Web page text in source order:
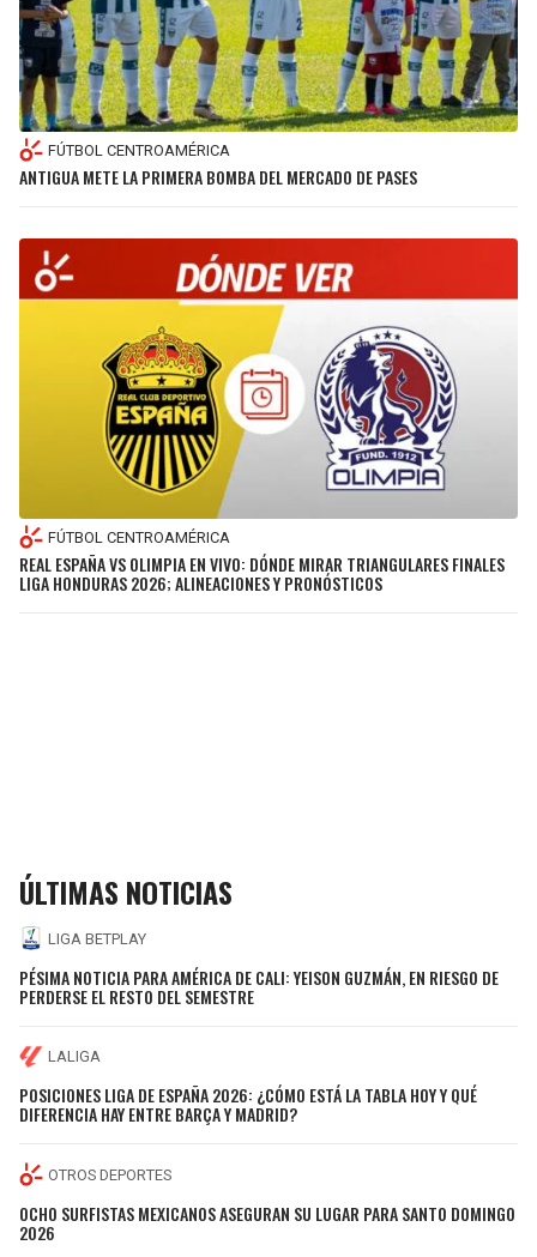
FÚTBOL CENTROAMÉRICA
ANTIGUA METE LA PRIMERA BOMBA DEL MERCADO DE PASES
FÚTBOL CENTROAMÉRICA
REAL ESPAÑA VS OLIMPIA EN VIVO: DÓNDE MIRAR TRIANGULARES FINALES
LIGA HONDURAS 2026; ALINEACIONES Y PRONÓSTICOS
ÚLTIMAS NOTICIAS
LIGA BETPLAY
PÉSIMA NOTICIA PARA AMÉRICA DE CALI: YEISON GUZMÁN, EN RIESGO DE
PERDERSE EL RESTO DEL SEMESTRE
LALIGA
POSICIONES LIGA DE ESPAÑA 2026: ¿CÓMO ESTÁ LA TABLA HOY Y QUÉ
DIFERENCIA HAY ENTRE BARÇA Y MADRID?
OTROS DEPORTES
OCHO SURFISTAS MEXICANOS ASEGURAN SU LUGAR PARA SANTO DOMINGO
2026